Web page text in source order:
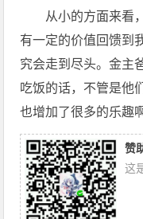
从小的方面来看
有一定的价值回馈到
究会走到尽头。金主
吃饭的话，不管是他
也增加了很多的乐趣
赞
这